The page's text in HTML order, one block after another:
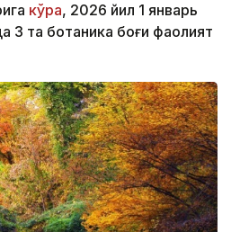
кўра, 2026 йил 1 январь
3 та ботаника боғи фаолият